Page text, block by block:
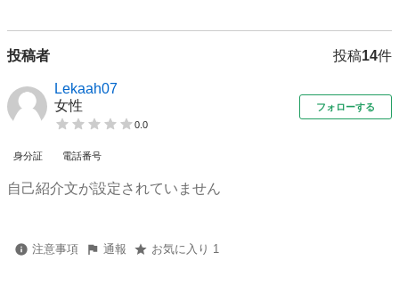
投稿者 投稿14件
Lekaah07
女性
0.0
フォローする
身分証 電話番号
自己紹介文が設定されていません
注意事項 通報 お気に入り 1